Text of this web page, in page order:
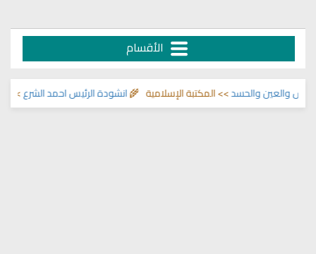
الأقسام
انشودة الرئيس احمد الشرع>> والحسد>> المكتبة الإسلامية 🌾